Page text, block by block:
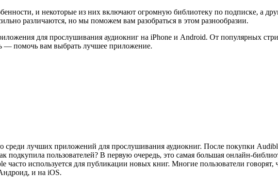
и некоторые из них включают огромную библиотеку по подписке, а
различаются, но мы поможем вам разобраться в этом разнообразии.
для прослушивания аудиокниг на iPhone и Android. От популярных
— помочь вам выбрать лучшее приложение.
среди лучших приложений для прослушивания аудиокниг. После покупки
подкупила пользователей? В первую очередь, это самая большая онлайн-
часто используется для публикации новых книг. Многие пользователи
и на iOS.